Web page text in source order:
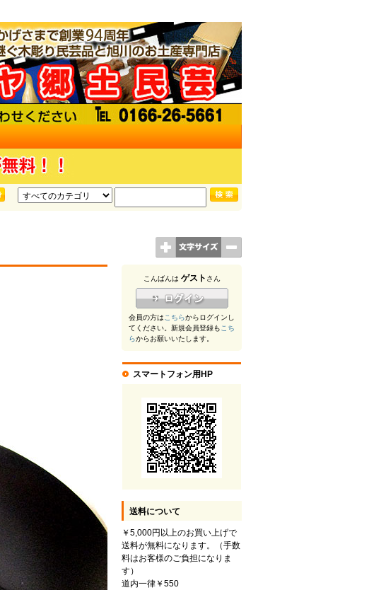
こんばんは ゲスト さん
会員の方はこちらからログインし
てください。新規会員登録もこち
らからお願いいたします。
スマートフォン用HP
送料について
￥5,000円以上のお買い上げで
送料が無料になります。（手数
料はお客様のご負担になりま
す）
道内一律￥550